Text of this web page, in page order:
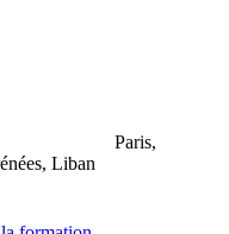
Paris,
Liban